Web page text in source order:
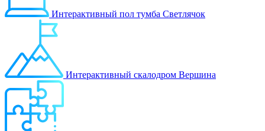
Интерактивный пол тумба Светлячок
Интерактивный скалодром Вершина